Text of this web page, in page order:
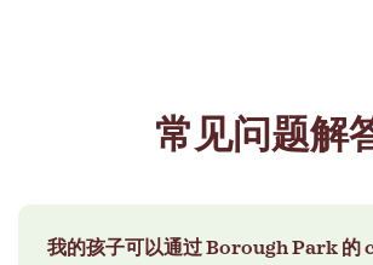
常见问题解
我的孩子可以通过 Borough Park 的